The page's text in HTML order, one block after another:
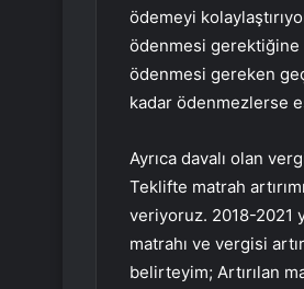
ödemeyi
ödenmesi gerektiğine
ödenmesi gereken
kadar ödenmezlerse
Ayrıca davalı olan
Teklifte matrah
veriyoruz. 2018-2021
matrahı ve vergisi
belirteyim; Artırılan